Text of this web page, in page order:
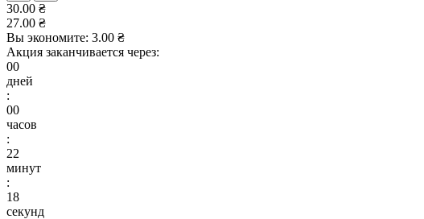
30.00 ₴
27.00 ₴
Вы экономите: 3.00 ₴
Акция заканчивается через:
00
дней
:
00
часов
:
22
минут
:
17
секунд